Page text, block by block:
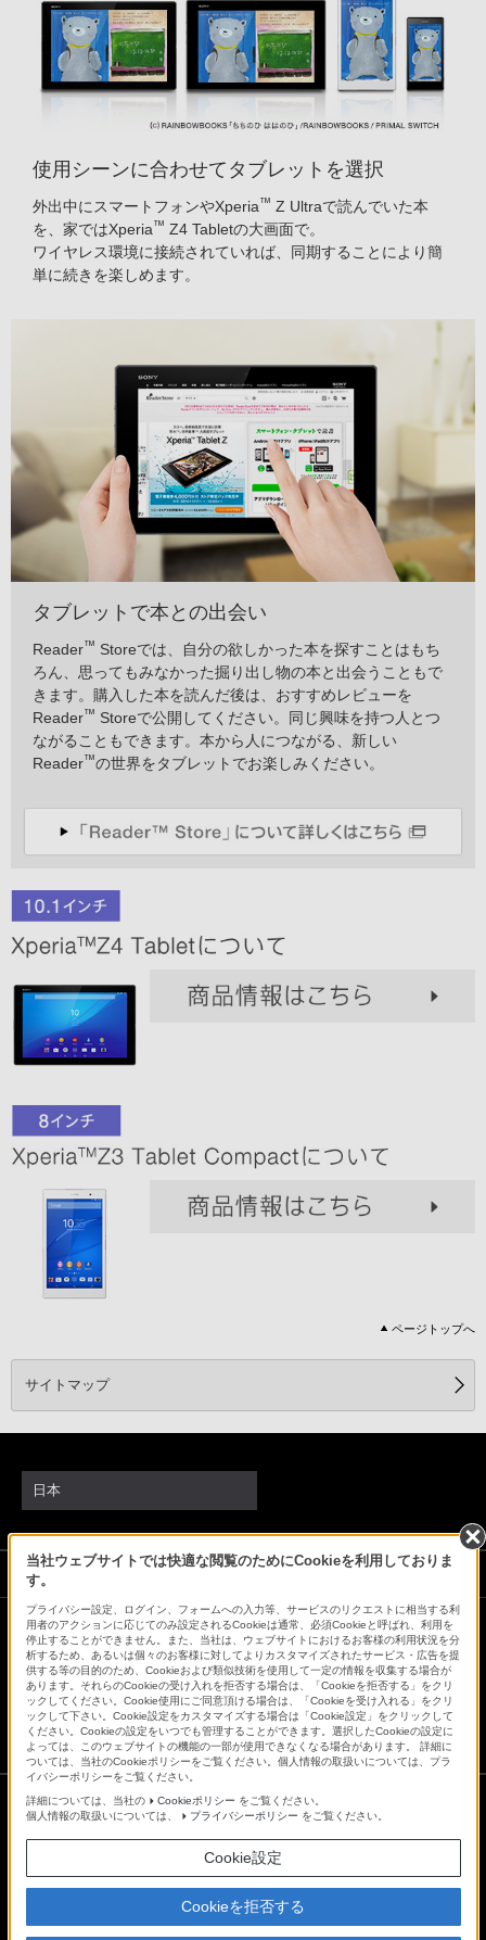
使用シーンに合わせてタブレットを選択
外出中にスマートフォンやXperia™ Z Ultraで読んでいた本
を、家ではXperia™ Z4 Tabletの大画面で。
ワイヤレス環境に接続されていれば、同期することにより簡
単に続きを楽しめます。
タブレットで本との出会い
Reader™ Storeでは、自分の欲しかった本を探すことはもち
ろん、思ってもみなかった掘り出し物の本と出会うこともで
きます。購入した本を読んだ後は、おすすめレビューを
Reader™ Storeで公開してください。同じ興味を持つ人とつ
ながることもできます。本から人につながる、新しい
Reader™の世界をタブレットでお楽しみください。
ページトップへ
サイトマップ
当社ウェブサイトでは快適な閲覧のためにCookieを利用しておりま
す。
プライバシー設定、ログイン、フォームへの入力等、サービスのリクエストに相当する利
用者のアクションに応じてのみ設定されるCookieは通常、必須Cookieと呼ばれ、利用を
停止することができません。また、当社は、ウェブサイトにおけるお客様の利用状況を分
析するため、あるいは個々のお客様に対してよりカスタマイズされたサービス・広告を提
供する等の目的のため、Cookieおよび類似技術を使用して一定の情報を収集する場合が
あります。それらのCookieの受け入れを拒否する場合は、「Cookieを拒否する」をクリ
ックしてください。Cookie使用にご同意頂ける場合は、「Cookieを受け入れる」をクリ
ックして下さい。Cookie設定をカスタマイズする場合は「Cookie設定」をクリックして
ください。Cookieの設定をいつでも管理することができます。選択したCookieの設定に
よっては、このウェブサイトの機能の一部が使用できなくなる場合があります。 詳細に
ついては、当社のCookieポリシーをご覧ください。個人情報の取扱いについては、プラ
イバシーポリシーをご覧ください。
詳細については、当社の
Cookieポリシー をご覧ください。
個人情報の取扱いについては、
プライバシーポリシー をご覧ください。
Cookie設定
Cookieを拒否する
日本
ソニーストアでのお買い物にあたって
会社情報 採用情報 特約店のご案内
ニュースリリース
環境情報
My Sony 利用規約
プライバシーポリシー
正しい表示への取り組み
Copyright 2026 Sony Marketing Inc.